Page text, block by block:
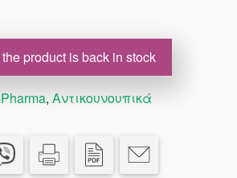
product is back in stock
,Αντικουνουπικά